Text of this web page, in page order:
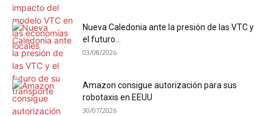
Nueva Caledonia ante la presión de las VTC y
el futuro...
03/08/2026
Amazon consigue autorización para sus
robotaxis en EEUU
30/07/2026